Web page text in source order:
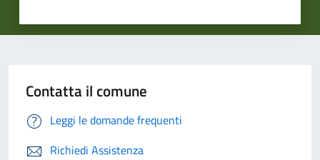
Contatta il comune
Leggi le domande frequenti
Richiedi Assistenza